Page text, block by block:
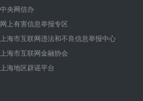
中央网信办
网上有害信息举报专区
上海市互联网违法和不良信息举报中心
上海市互联网金融协会
上海地区辟谣平台